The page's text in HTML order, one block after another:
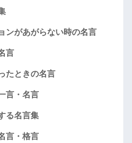
ンがあがらない時の名言
言
たときの名言
言・名言
る名言集
言・格言